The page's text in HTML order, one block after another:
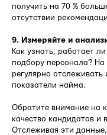
получить на 70 %
отсутствии
9. Измеряйте и
Как узнать, работает
подбору персонала?
регулярно
показатели найма.
Обратите внимание на
качество кандидатов и
Отслеживая эти